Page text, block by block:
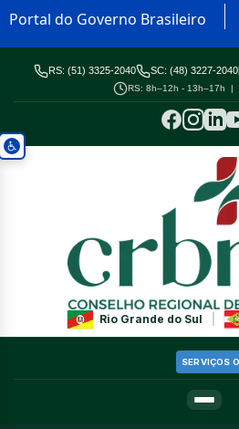
Portal do Governo Brasileiro
RS: (51) 3325-2040 SC: (48) 3227-2040
RS: 8h–12h - 13h–17h |
Rio Grande do Sul
SERVIÇOS